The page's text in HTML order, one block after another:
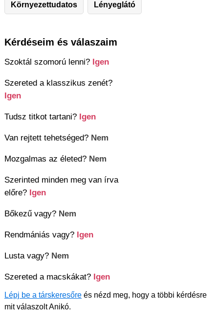
Környezettudatos Lényeglátó
Kérdéseim és válaszaim
Szoktál szomorú lenni? Igen
Szereted a klasszikus zenét?
Igen
Tudsz titkot tartani? Igen
Van rejtett tehetséged? Nem
Mozgalmas az életed? Nem
Szerinted minden meg van írva
előre? Igen
Bőkezű vagy? Nem
Rendmániás vagy? Igen
Lusta vagy? Nem
Szereted a macskákat? Igen
Lépj be a társkeresőre és nézd meg, hogy a többi kérdésre
mit válaszolt Anikó.